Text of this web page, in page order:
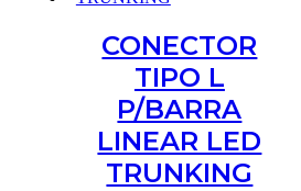
CONECTOR
TIPO L
P/BARRA
LINEAR LED
TRUNKING